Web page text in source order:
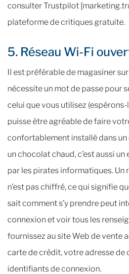
consulter Trustpilot
plateforme de critiques gratuite.
5. Réseau Wi-Fi
Il est préférable de magasiner
nécessite un mot de passe pour
celui que vous utilisez (espérons-
puisse être agréable de faire
confortablement installé dans
un chocolat chaud, c’est aussi
par les pirates informatiques. Un
n’est pas chiffré, ce qui signifie
sait comment s’y prendre peut
connexion et voir tous les
fournissez au site Web de vente
carte de crédit, votre adresse de
identifiants de connexion.